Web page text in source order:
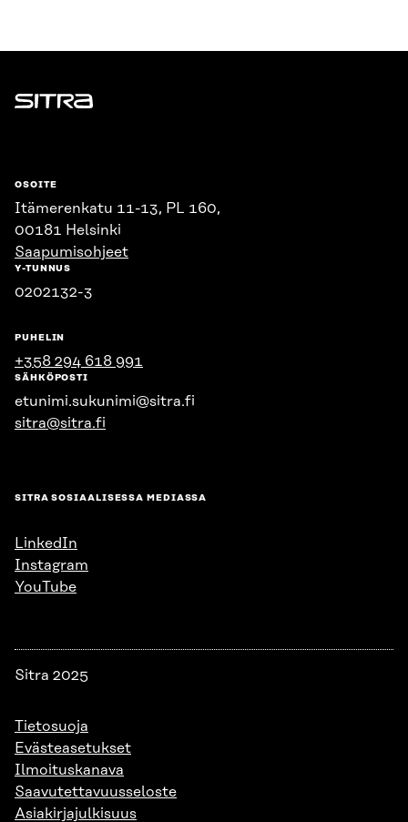
Sitra
OSOITE
Itämerenkatu 11-13, PL 160,
00181 Helsinki
Saapumisohjeet
Y-TUNNUS
0202132-3
PUHELIN
+358 294 618 991
SÄHKÖPOSTI
etunimi.sukunimi@sitra.fi
sitra@sitra.fi
SITRA SOSIAALISESSA MEDIASSA
LinkedIn
Instagram
YouTube
Sitra 2025
Tietosuoja
Evästeasetukset
Ilmoituskanava
Saavutettavuusseloste
Asiakirjajulkisuus